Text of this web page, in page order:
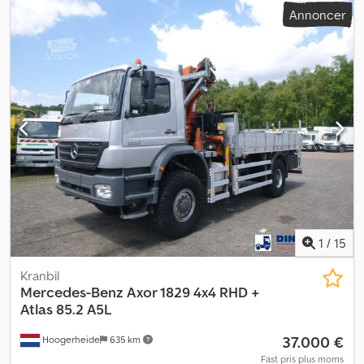
drevet af en dieselmotor. Den maksimale trækkraft på 5 tons
opnås via to flerollede spilhoved. Monteret på et chassis, udstyret
med et elektronisk måleinstrument, der viser trækkraft, hastighed,
installeret længde samt driftstimer. Den maksimale trækkraft kan
programmeres. Kabeltrækvinschen er udstyret med en bremse
med negativt bremsevirkning, som aktiveres automatisk, når
betjeningshåndtaget slippes. Tromlekapacitet: 500/1000 meter.
Dodow Aznuepfx Ah Uock
Annoncer
1 / 15
Hoogerheide 635 km
Kranbil
Mercedes-Benz Axor 1829 4x4 RHD +
Atlas 85.2 A5L
37.000 €
Fast pris plus moms